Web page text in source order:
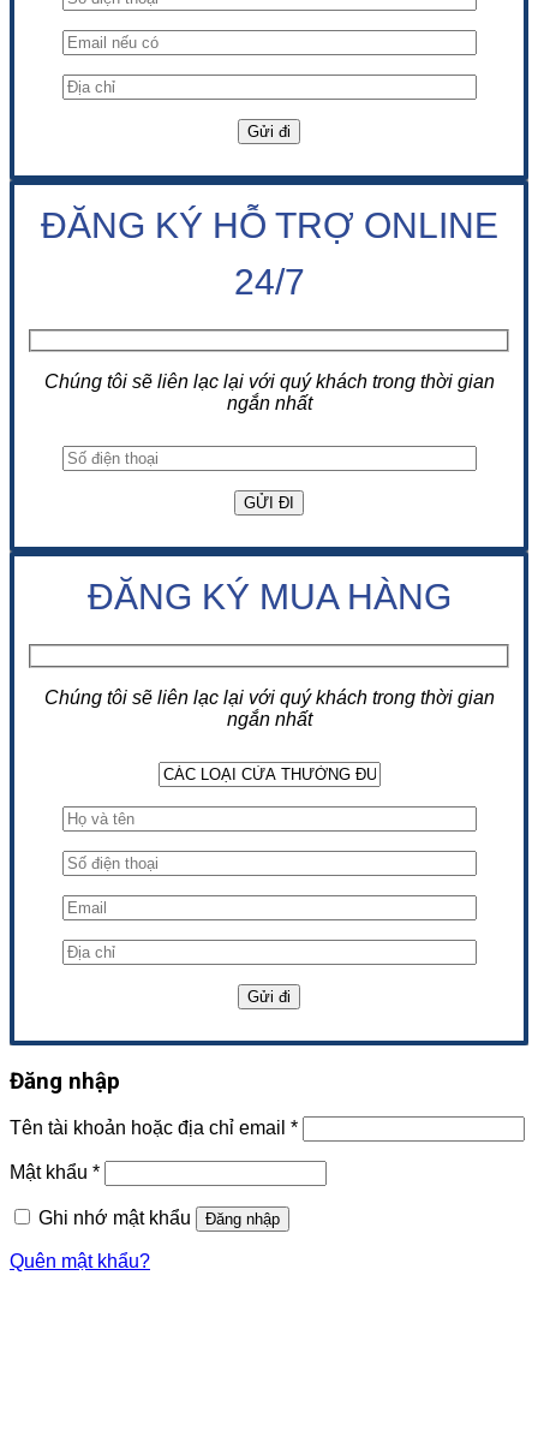
ĐĂNG KÝ HỖ TRỢ ONLINE
24/7
Chúng tôi sẽ liên lạc lại với quý khách trong thời gian
ngắn nhất
ĐĂNG KÝ MUA HÀNG
Chúng tôi sẽ liên lạc lại với quý khách trong thời gian
ngắn nhất
Đăng nhập
Tên tài khoản hoặc địa chỉ email *
Mật khẩu *
Ghi nhớ mật khẩu Đăng nhập
Quên mật khẩu?